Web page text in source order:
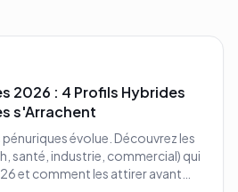
2026 : 4 Profils Hybrides
s'Arrachent
évolue. Découvrez les
santé, industrie, commercial) qui
et comment les attirer avant